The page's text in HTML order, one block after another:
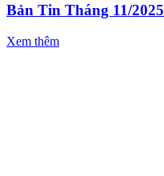
Bản Tin Tháng 11/2025
Xem thêm